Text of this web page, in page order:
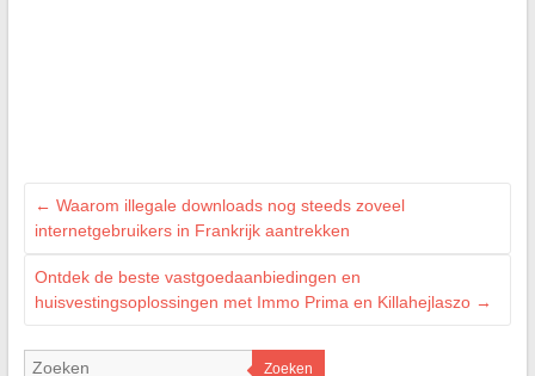
← Waarom illegale downloads nog steeds zoveel
internetgebruikers in Frankrijk aantrekken
Ontdek de beste vastgoedaanbiedingen en
huisvestingsoplossingen met Immo Prima en Killahejlaszo →
Zoeken